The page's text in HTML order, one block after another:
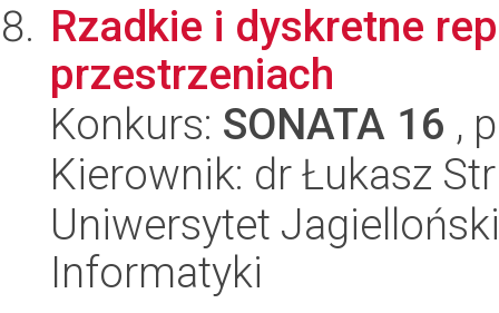
Rzadkie i dyskretne
przestrzeniach
Konkurs: SONATA 16 ,
Kierownik: dr Łukasz
Uniwersytet
Informatyki